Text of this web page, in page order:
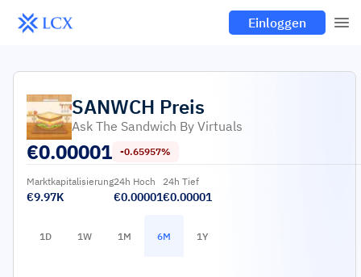
Einloggen
SANWCH Preis
Ask The Sandwich By Virtuals
€0.00001 -0.65957%
Marktkapitalisierung
€9.97K
24h Hoch
€0.00001
24h Tief
€0.00001
1D 1W 1M 6M 1Y